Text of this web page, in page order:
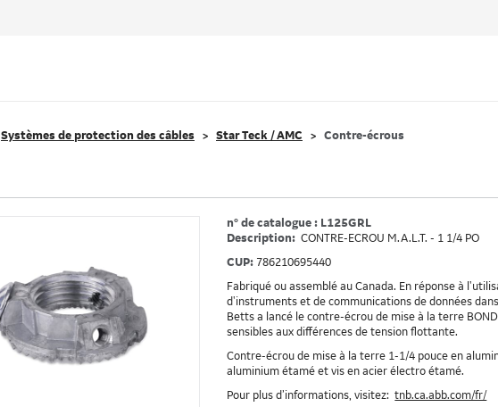
Systèmes de protection des câbles Star Teck / AMC Contre-écrous
n° de catalogue : L125GRL
Description: CONTRE-ECROU M.A.L.T. - 1 1/4 PO
CUP: 786210695440
Fabriqué ou assemblé au Canada. En réponse à
d'instruments et de communications de données
Betts a lancé le contre-écrou de mise à la terre
sensibles aux différences de tension flottante.
Contre-écrou de mise à la terre 1-1/4 pouce en
aluminium étamé et vis en acier électro étamé.
Pour plus d’informations, visitez:tnb.ca.abb.com/fr/